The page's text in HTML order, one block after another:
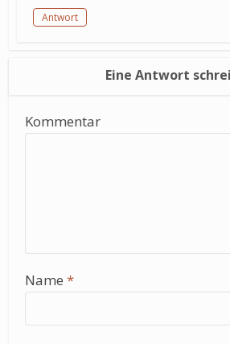
Antwort
Eine Antwort
Kommentar
Name*